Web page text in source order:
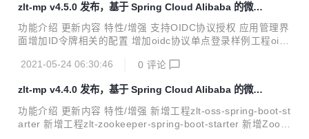
多用户体系 统一认证中心uaa支持多用户类型的统一授权和鉴
权扩展，当系统需要新增一种用户类型时无需修改原有的代
码，增加新的实现类即可。 多用户类型指的是业务中有多种类
zlt-mp v4.5.0 发布，基于 Spring Cloud Alibaba 的微服
务平台
功能介绍 更新内容 特性/增强 支持OIDC协议授权 应用管理界
面增加ID令牌相关的配置 增加oidc协议单点登录样例工程oidc
sswordEncoder实现类为DelegatingPasswordEncoder 修改
问题修复 修复token过期时访问网关返回500状态码 变更语句
Use `oauth-center`; alter table oauth_client_details add s
upport_id_token...
2021-05-24 06:30:46 0 评论
zlt-mp v4.4.0 发布，基于 Spring Cloud Alibaba 的微服
务平台
功能介绍 更新内容 特性/增强 新增工程zlt-oss-spring-boot-st
arter 新增工程zlt-zookeeper-spring-boot-starter 新增Zook